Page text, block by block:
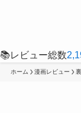
📚レビュー総数
ホーム 漫画レビュー